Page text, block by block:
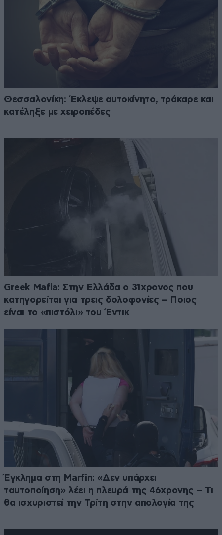
Θεσσαλονίκη: Έκλεψε αυτοκίνητο, τράκαρε και
κατέληξε με χειροπέδες
Greek Mafia: Στην Ελλάδα ο 31χρονος που
κατηγορείται για τρεις δολοφονίες – Ποιος
είναι το «πιστόλι» του Έντικ
Έγκλημα στη Marfin: «Δεν υπάρχει
ταυτοποίηση» λέει η πλευρά της 46χρονης – Τι
θα ισχυριστεί την Τρίτη στην απολογία της